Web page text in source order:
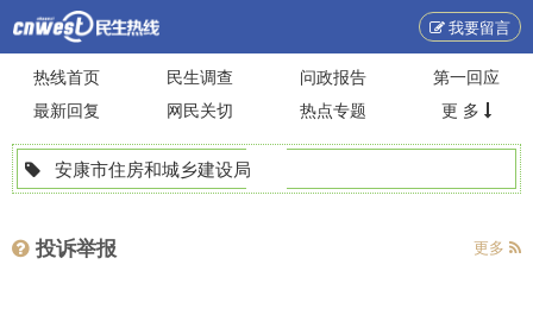
我要留言
热线首页 民生调查 问政报告
第一回应
最新回复
网民关切 热点专题 更 多
安康市住房和城乡建设局
投诉举报 更多